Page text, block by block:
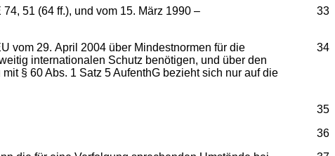
33
51 (64 ff.), und vom 15. März 1990 –
34
vom 29. April 2004 über Mindestnormen für die
internationalen Schutz benötigen, und über den
§ 60 Abs. 1 Satz 5 AufenthG bezieht sich nur auf die
35
36